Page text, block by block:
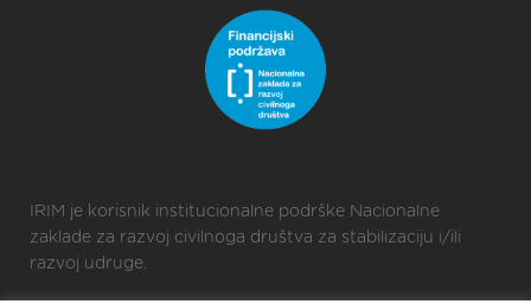
IRIM je korisnik institucionalne podrške Nacionalne
zaklade za razvoj civilnoga društva za stabilizaciju i/ili
razvoj udruge.